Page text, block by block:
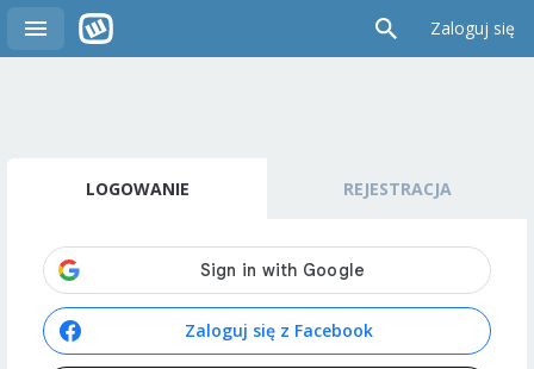
Zaloguj się
LOGOWANIE REJESTRACJA
Zaloguj się z Facebook